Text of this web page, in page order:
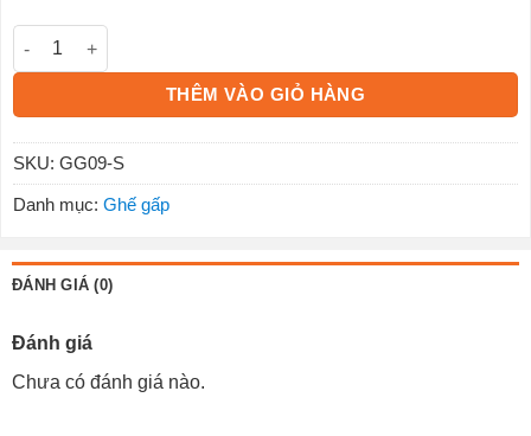
Ghế Gấp GG09-S số lượng
THÊM VÀO GIỎ HÀNG
SKU: GG09-S
Danh mục: Ghế gấp
ĐÁNH GIÁ (0)
Đánh giá
Chưa có đánh giá nào.